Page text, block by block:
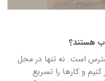
هستند؟
است. نه تنها در محل
و کارها را تسریع